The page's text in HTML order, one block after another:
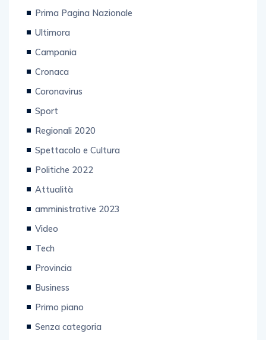
Prima Pagina Nazionale
Ultimora
Campania
Cronaca
Coronavirus
Sport
Regionali 2020
Spettacolo e Cultura
Politiche 2022
Attualità
amministrative 2023
Video
Tech
Provincia
Business
Primo piano
Senza categoria